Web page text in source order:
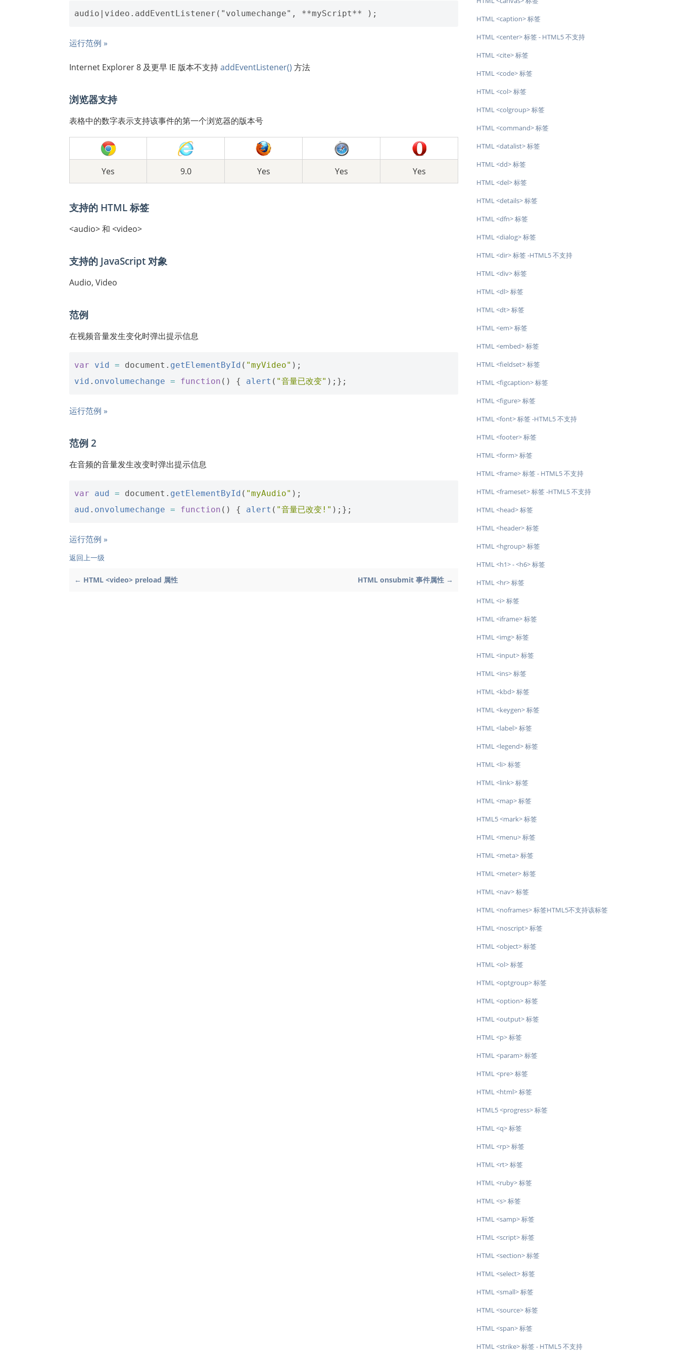
运行范例 »
Internet Explorer 8 及更早 IE 版本不支持addEventListener() 方法
浏览器支持
表格中的数字表示支持该事件的第一个浏览器的版本号
Yes 9.0 Yes Yes Yes
支持的 HTML 标签
<audio> 和 <video>
支持的 JavaScript 对象
Audio, Video
范例
在视频音量发生变化时弹出提示信息
var vid = document . getElementById ( "myVideo" );
vid . onvolumechange = function () { alert ( "音量已改变" );};
运行范例 »
范例 2
在音频的音量发生改变时弹出提示信息
var aud = document . getElementById ( "myAudio" );
aud . onvolumechange = function () { alert ( "音量已改变!" );};
运行范例 »
返回上一级
← HTML <video> preload 属性 HTML onsubmit 事件属性 →
HTML <caption> 标签
HTML <center> 标签 - HTML5 不支持
HTML <cite> 标签
HTML <code> 标签
HTML <col> 标签
HTML <colgroup> 标签
HTML <command> 标签
HTML <datalist> 标签
HTML <dd> 标签
HTML <del> 标签
HTML <details> 标签
HTML <dfn> 标签
HTML <dialog> 标签
HTML <dir> 标签 -HTML5 不支持
HTML <div> 标签
HTML <dl> 标签
HTML <dt> 标签
HTML <em> 标签
HTML <embed> 标签
HTML <fieldset> 标签
HTML <figcaption> 标签
HTML <figure> 标签
HTML <font> 标签 -HTML5 不支持
HTML <footer> 标签
HTML <form> 标签
HTML <frame> 标签 - HTML5 不支持
HTML <frameset> 标签 -HTML5 不支持
HTML <head> 标签
HTML <header> 标签
HTML <hgroup> 标签
HTML <h1> - <h6> 标签
HTML <hr> 标签
HTML <i> 标签
HTML <iframe> 标签
HTML <img> 标签
HTML <input> 标签
HTML <ins> 标签
HTML <kbd> 标签
HTML <keygen> 标签
HTML <label> 标签
HTML <legend> 标签
HTML <li> 标签
HTML <link> 标签
HTML <map> 标签
HTML5 <mark> 标签
HTML <menu> 标签
HTML <meta> 标签
HTML <meter> 标签
HTML <nav> 标签
HTML <noframes> 标签HTML5不支持该标签
HTML <noscript> 标签
HTML <object> 标签
HTML <ol> 标签
HTML <optgroup> 标签
HTML <option> 标签
HTML <output> 标签
HTML <p> 标签
HTML <param> 标签
HTML <pre> 标签
HTML <html> 标签
HTML5 <progress> 标签
HTML <q> 标签
HTML <rp> 标签
HTML <rt> 标签
HTML <ruby> 标签
HTML <s> 标签
HTML <samp> 标签
HTML <script> 标签
HTML <section> 标签
HTML <select> 标签
HTML <small> 标签
HTML <source> 标签
HTML <span> 标签
HTML <strike> 标签 - HTML5 不支持